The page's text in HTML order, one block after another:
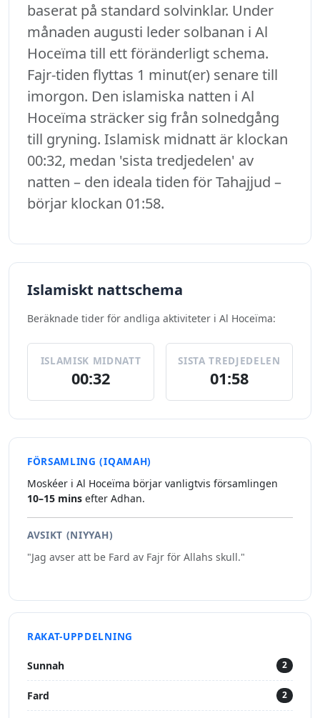
baserat på standard solvinklar. Under
månaden augusti leder solbanan i Al
Hoceïma till ett föränderligt schema.
Fajr-tiden flyttas 1 minut(er) senare till
imorgon. Den islamiska natten i Al
Hoceïma sträcker sig från solnedgång
till gryning. Islamisk midnatt är klockan
00:32, medan 'sista tredjedelen' av
natten – den ideala tiden för Tahajjud –
börjar klockan 01:58.
Islamiskt nattschema
Beräknade tider för andliga aktiviteter i Al Hoceïma:
ISLAMISK MIDNATT
00:32
SISTA TREDJEDELEN
01:58
FÖRSAMLING (IQAMAH)
Moskéer i Al Hoceïma börjar vanligtvis församlingen
10–15 mins efter Adhan.
AVSIKT (NIYYAH)
"Jag avser att be Fard av Fajr för Allahs skull."
RAKAT-UPPDELNING
Sunnah 2
Fard 2